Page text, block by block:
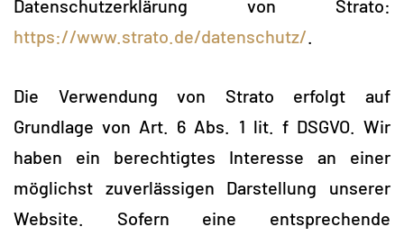
Datenschutzerklärung von Strato:
https://www.strato.de/datenschutz/.
Die Verwendung von Strato erfolgt auf
Grundlage von Art. 6 Abs. 1 lit. f DSGVO. Wir
haben ein berechtigtes Interesse an einer
möglichst zuverlässigen Darstellung unserer
Website. Sofern eine entsprechende